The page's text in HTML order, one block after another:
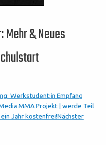
& Neues
Werkstudent:in Empfang
MMA Projekt | werde Teil
Jahr kostenfrei!Nächster